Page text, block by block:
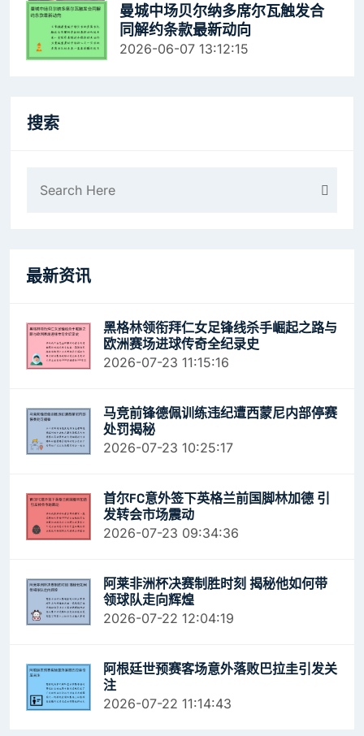
曼城中场贝尔纳多席尔瓦触发合
同解约条款最新动向
2026-06-07 13:12:15
搜索
最新资讯
黑格林领衔拜仁女足锋线杀手崛起之路与
欧洲赛场进球传奇全纪录史
2026-07-23 11:15:16
马竞前锋德佩训练违纪遭西蒙尼内部停赛
处罚揭秘
2026-07-23 10:25:17
首尔FC意外签下英格兰前国脚林加德 引
发转会市场震动
2026-07-23 09:34:36
阿莱非洲杯决赛制胜时刻 揭秘他如何带
领球队走向辉煌
2026-07-22 12:04:19
阿根廷世预赛客场意外落败巴拉圭引发关
注
2026-07-22 11:14:43